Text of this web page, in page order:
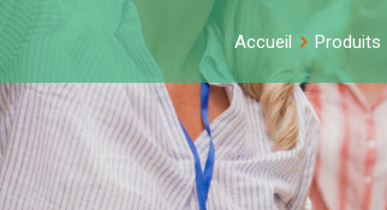
Accueil Produits